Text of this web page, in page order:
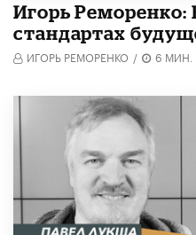
Игорь Реморенко:
стандартах
ИГОРЬ РЕМОРЕНКО / 6 МИН.